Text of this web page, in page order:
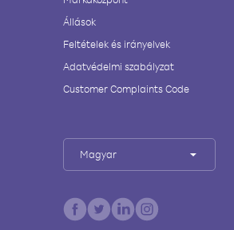
Állások
Feltételek és irányelvek
Adatvédelmi szabályzat
Customer Complaints Code
Magyar